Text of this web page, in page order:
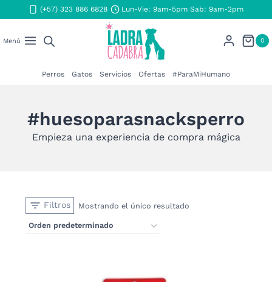
al
(+57) 323 886 6828 Lun-Vie: 9am-5pm Sab: 9am-2pm
Menú 0
Perros Gatos Servicios Ofertas #ParaMiHumano
#huesoparasnacksperro
Empieza una experiencia de compra mágica
Filtros Mostrando el único resultado